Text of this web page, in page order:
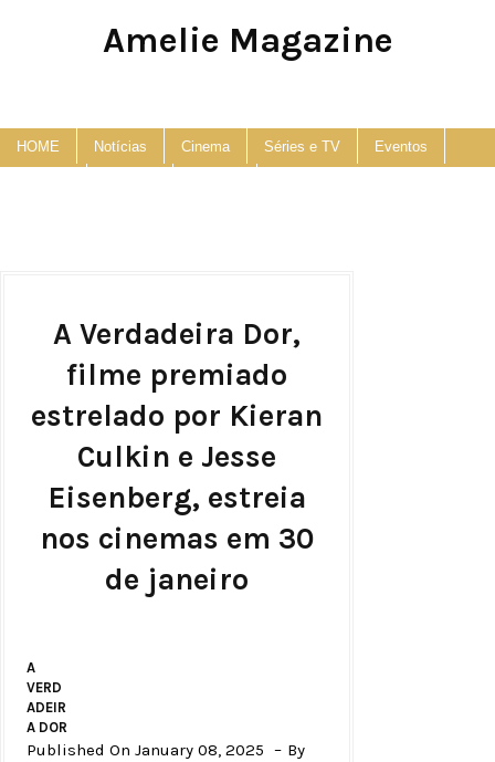
Amelie Magazine
HOME Notícias Cinema Séries e TV Eventos
A Verdadeira Dor,
filme premiado
estrelado por Kieran
Culkin e Jesse
Eisenberg, estreia
nos cinemas em 30
de janeiro
A
VERD
ADEIR
A DOR
Published On January 08, 2025
By